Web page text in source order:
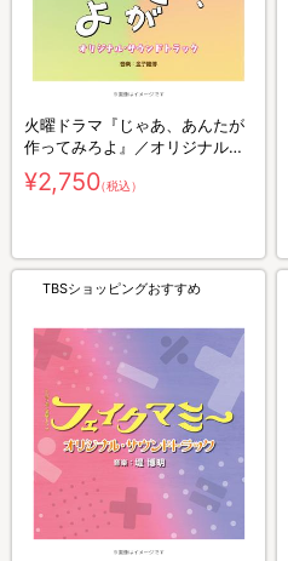
火曜ドラマ『じゃあ、あんたが
作ってみろよ』／オリジナル・
サウンドトラック／CD
¥2,750（税込）
TBSショッピングおすすめ